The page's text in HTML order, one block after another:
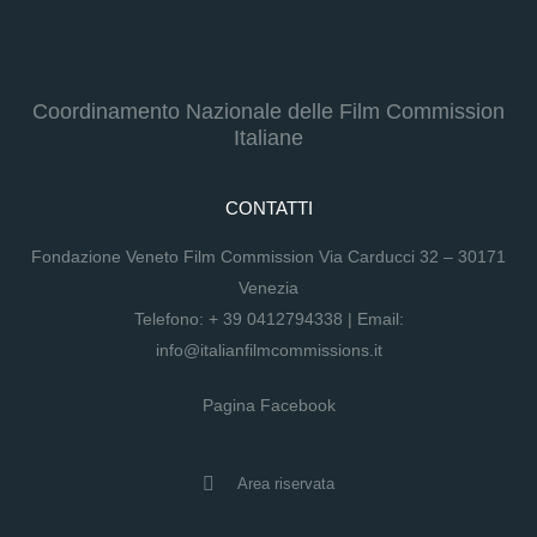
Coordinamento Nazionale delle Film Commission
Italiane
CONTATTI
Fondazione Veneto Film Commission Via Carducci 32 – 30171
Venezia
Telefono: + 39 0412794338 | Email:
info@italianfilmcommissions.it
Pagina Facebook
Area riservata